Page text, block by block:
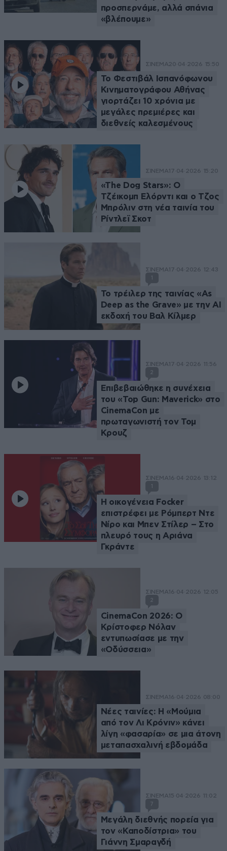
προσπερνάμε, αλλά σπάνια
«βλέπουμε»
ΣΙΝΕΜΑ20·04·2026 15:50
Το Φεστιβάλ Ισπανόφωνου
Κινηματογράφου Αθήνας
γιορτάζει 10 χρόνια με
μεγάλες πρεμιέρες και
διεθνείς καλεσμένους
ΣΙΝΕΜΑ 17·04·2026 15:20
«The Dog Stars»: Ο
Τζέικομπ Ελόρντι και ο Τζος
Μπρόλιν στη νέα ταινία του
Ρίντλεϊ Σκοτ
ΣΙΝΕΜΑ 17·04·2026 12:43
1
Το τρέιλερ της ταινίας «As
Deep as the Grave» με την AI
εκδοχή του Βαλ Κίλμερ
ΣΙΝΕΜΑ 17·04·2026 11:56
2
Επιβεβαιώθηκε η συνέχεια
του «Top Gun: Maverick» στο
CinemaCon με
πρωταγωνιστή τον Τομ
Κρουζ
ΣΙΝΕΜΑ 16·04·2026 13:12
Η οικογένεια Focker
επιστρέφει με Ρόμπερτ Ντε
Νίρο και Μπεν Στίλερ – Στο
πλευρό τους η Αριάνα
Γκράντε
ΣΙΝΕΜΑ 16·04·2026 12:05
2
CinemaCon 2026: Ο
Κρίστοφερ Νόλαν
εντυπωσίασε με την
«Οδύσσεια»
ΣΙΝΕΜΑ 16·04·2026 08:00
Νέες ταινίες: Η «Μούμια
από τον Λι Κρόνιν» κάνει
λίγη «φασαρία» σε μια άτονη
μεταπασχαλινή εβδομάδα
ΣΙΝΕΜΑ 15·04·2026 11:02
7
Μεγάλη διεθνής πορεία για
τον «Καποδίστρια» του
Γιάννη Σμαραγδή